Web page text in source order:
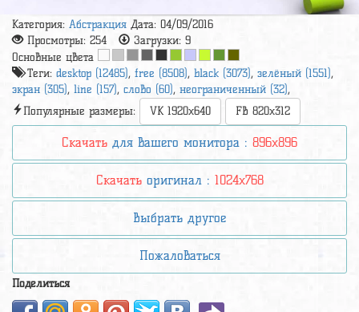
Категория: Абстракция Дата: 04/09/2016
Просмотры: 254 Загрузки: 9
Основные цвета
Теги: desktop (12485), free (8508), black (3073), зелёный (1551),
экран (305), line (157), слово (60), неограниченный (32),
Популярные размеры:
VK 1920x640 FB 820x312
Скачать для вашего монитора : 896x896
Скачатьоригинал : 1024x768
Выбрать другое
Пожаловаться
Поделиться